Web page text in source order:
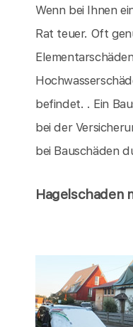
Wenn bei Ihnen
Rat teuer. Oft
befindet. . Ein
bei der
bei Bauschäden
Hagelschaden